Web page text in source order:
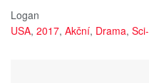
Logan
USA, 2017, Akční, Drama,